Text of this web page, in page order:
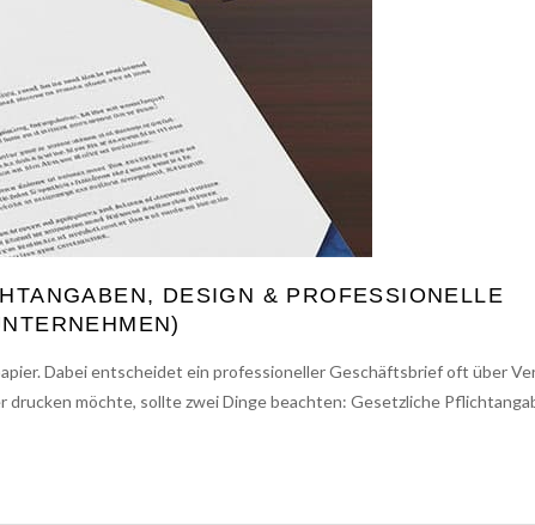
DESIGN & PROFESSIONELLE
Dabei entscheidet ein professioneller Geschäftsbrief oft über
möchte, sollte zwei Dinge beachten: Gesetzliche